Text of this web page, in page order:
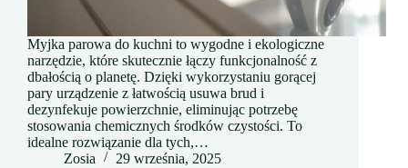
Myjka parowa do kuchni to wygodne i ekologiczne
narzędzie, które skutecznie łączy funkcjonalność z
dbałością o planetę. Dzięki wykorzystaniu gorącej
pary urządzenie z łatwością usuwa brud i
dezynfekuje powierzchnie, eliminując potrzebę
stosowania chemicznych środków czystości. To
idealne rozwiązanie dla tych,…
Zosia
29 września, 2025